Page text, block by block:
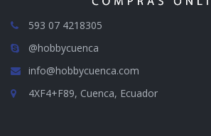
593 07 4218305
@hobbycuenca
info@hobbycuenca.com
4XF4+F89, Cuenca, Ecuador